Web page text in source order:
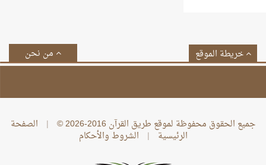
من نحن خريطة الموقع
جميع الحقوق محفوظة لموقع طريق القرآن 2016-2026 © | الصفحة
الرئيسية | الشروط والأحكام